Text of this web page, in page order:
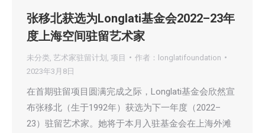
张移北获选为Longlati基金会2022–23年
度上海空间驻留艺术家
未分类 艺术家驻留计划 项目 作者：
longlatifoundation
2023年3月8日
在首期驻留项目圆满完成之际，Longlati基金会欣然宣
布张移北（生于1992年）获选为下一年度（2022–
23）驻留艺术家。她将于本月入驻基金会在上海外滩